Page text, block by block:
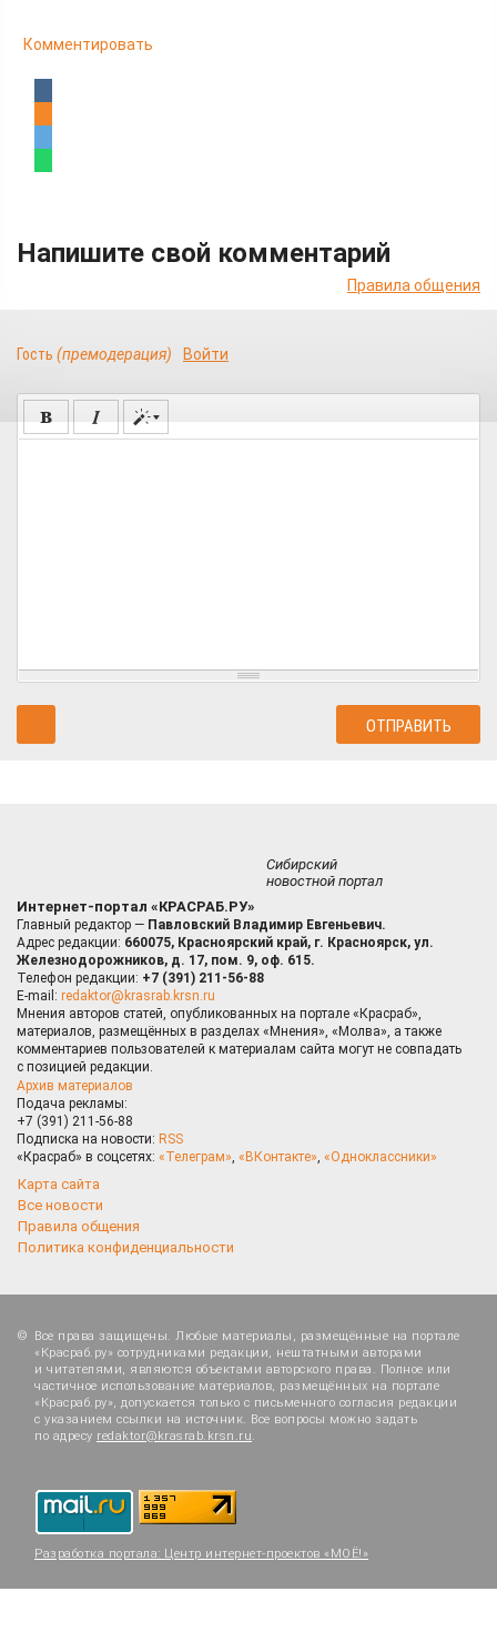
Комментировать
Напишите свой комментарий
Правила общения
Гость (премодерация) Войти
Сибирский
новостной портал
Интернет-портал «КРАСРАБ.РУ»
Главный редактор — Павловский Владимир Евгеньевич.
Адрес редакции: 660075, Красноярский край, г. Красноярск, ул.
Железнодорожников, д. 17, пом. 9, оф. 615.
Телефон редакции: +7 (391) 211-56-88
E-mail: redaktor@krasrab.krsn.ru
Мнения авторов статей, опубликованных на портале «Красраб»,
материалов, размещённых в разделах «Мнения», «Молва», а также
комментариев пользователей к материалам сайта могут не совпадать
с позицией редакции.
Архив материалов
Подача рекламы:
+7 (391) 211-56-88
Подписка на новости: RSS
«Красраб» в соцсетях: «Телеграм», «ВКонтакте», «Одноклассники»
Карта сайта
Все новости
Правила общения
Политика конфиденциальности
Все права защищены. Любые материалы, размещённые на портале
«Красраб.ру» сотрудниками редакции, нештатными авторами
и читателями, являются объектами авторского права. Полное или
частичное использование материалов, размещённых на портале
«Красраб.ру», допускается только с письменного согласия редакции
с указанием ссылки на источник. Все вопросы можно задать
по адресу redaktor@krasrab.krsn.ru.
Разработка портала: Центр интернет-проектов «МОЁ!»